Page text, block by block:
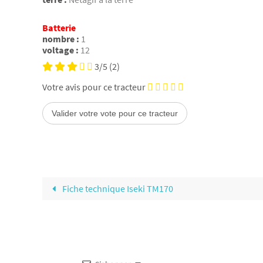
Batterie
nombre : 1
voltage : 12
3/5 (2)
Votre avis pour ce tracteur
Fiche technique Iseki TM170